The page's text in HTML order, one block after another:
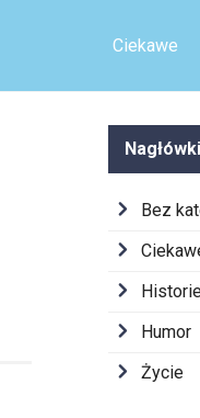
Ciekawe
Nagłówki
Bez
Humor
Życie